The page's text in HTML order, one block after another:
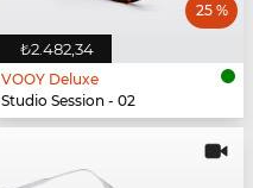
₺2.482,34
25 %
VOOY Deluxe
Studio Session - 02